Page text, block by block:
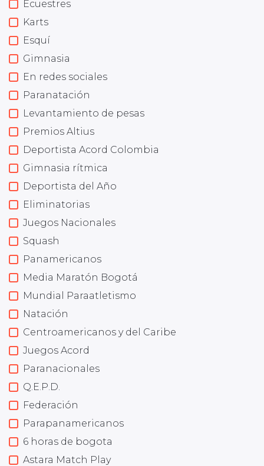
Ecuestres
Karts
Esquí
Gimnasia
En redes sociales
Paranatación
Levantamiento de pesas
Premios Altius
Deportista Acord Colombia
Gimnasia rítmica
Deportista del Año
Eliminatorias
Juegos Nacionales
Squash
Panamericanos
Media Maratón Bogotá
Mundial Paraatletismo
Natación
Centroamericanos y del Caribe
Juegos Acord
Paranacionales
Q.E.P.D.
Federación
Parapanamericanos
6 horas de bogota
Astara Match Play